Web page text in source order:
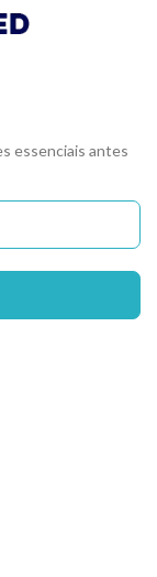
essenciais antes